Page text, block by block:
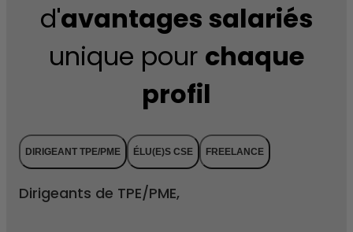
d'avantages salariés
unique pour chaque
profil
DIRIGEANT TPE/PME ÉLU(E)S CSE FREELANCE
Dirigeants de TPE/PME,